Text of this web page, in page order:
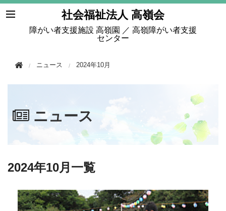
社会福祉法人 高嶺会
障がい者支援施設 高嶺園 ／ 高嶺障がい者支援
センター
ニュース 2024年10月
ニュース
2024年10月一覧